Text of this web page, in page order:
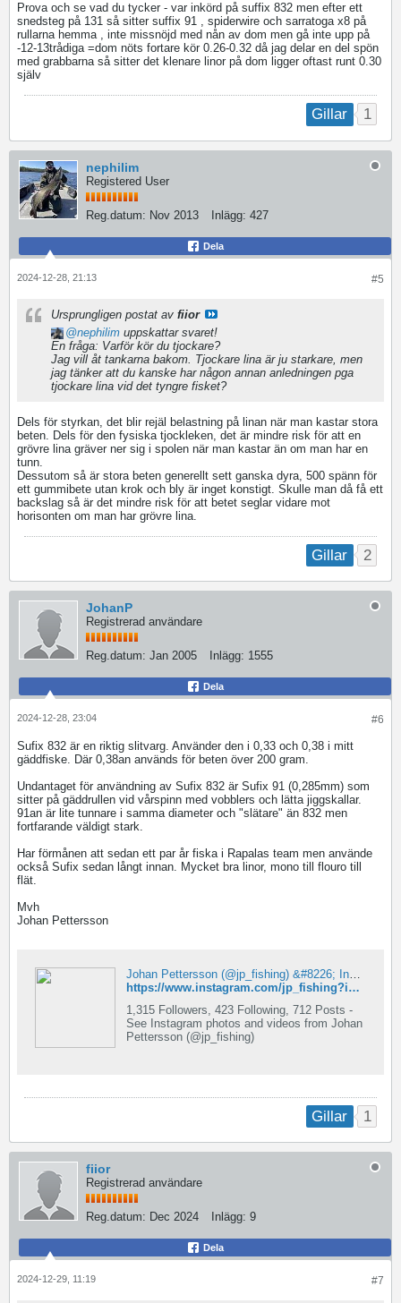
Prova och se vad du tycker - var inkörd på suffix 832 men efter ett
snedsteg på 131 så sitter suffix 91 , spiderwire och sarratoga x8 på
rullarna hemma , inte missnöjd med nån av dom men gå inte upp på
-12-13trådiga =dom nöts fortare kör 0.26-0.32 då jag delar en del spön
med grabbarna så sitter det klenare linor på dom ligger oftast runt 0.30
själv
Gillar 1
nephilim
Registered User
Reg.datum: Nov 2013 Inlägg: 427
Dela
#5
2024-12-28, 21:13
Ursprungligen postat av fiior
nephilim uppskattar svaret!
En fråga: Varför kör du tjockare?
Jag vill åt tankarna bakom. Tjockare lina är ju starkare, men
jag tänker att du kanske har någon annan anledningen pga
tjockare lina vid det tyngre fisket?
Dels för styrkan, det blir rejäl belastning på linan när man kastar stora
beten. Dels för den fysiska tjockleken, det är mindre risk för att en
grövre lina gräver ner sig i spolen när man kastar än om man har en
tunn.
Dessutom så är stora beten generellt sett ganska dyra, 500 spänn för
ett gummibete utan krok och bly är inget konstigt. Skulle man då få ett
backslag så är det mindre risk för att betet seglar vidare mot
horisonten om man har grövre lina.
Gillar 2
JohanP
Registrerad användare
Reg.datum: Jan 2005 Inlägg: 1555
Dela
#6
2024-12-28, 23:04
Sufix 832 är en riktig slitvarg. Använder den i 0,33 och 0,38 i mitt
gäddfiske. Där 0,38an används för beten över 200 gram.
Undantaget för användning av Sufix 832 är Sufix 91 (0,285mm) som
sitter på gäddrullen vid vårspinn med vobblers och lätta jiggskallar.
91an är lite tunnare i samma diameter och "slätare" än 832 men
fortfarande väldigt stark.
Har förmånen att sedan ett par år fiska i Rapalas team men använde
också Sufix sedan långt innan. Mycket bra linor, mono till flouro till
flät.
Mvh
Johan Pettersson
Johan Pettersson (@jp_fishing) &#8226; Instagram photos and videos
https://www.instagram.com/jp_fishing?igsh=MXY4dDNucG5jNnM5OQ==
1,315 Followers, 423 Following, 712 Posts -
See Instagram photos and videos from Johan
Pettersson (@jp_fishing)
Gillar 1
fiior
Registrerad användare
Reg.datum: Dec 2024 Inlägg: 9
Dela
#7
2024-12-29, 11:19